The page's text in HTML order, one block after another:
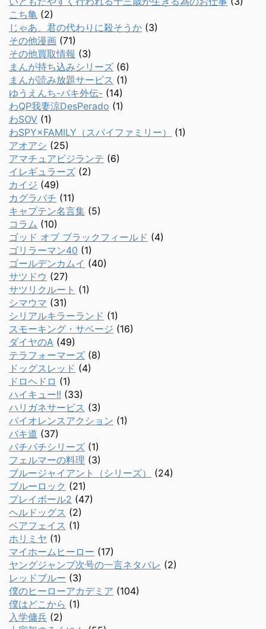
こち亀 (2)
じゃあ、君の代わりに殺そうか (3)
その他漫画 (71)
その他買取情報 (3)
まんが持ち込みシリーズ (6)
まんが読み放題サービス (1)
ゆうえんち-バキ外伝- (14)
わQP我妻涼DesPerado (1)
わSOV (1)
わSPY×FAMILY（スパイファミリー）
(1)
アオアシ (25)
アマチュアビジランテ (6)
イレギュラーズ (2)
カイジ (49)
カグラバチ (11)
キャプテン名言集 (5)
コラム (10)
ゴッド オブ ブラックフィールド (4)
ゴリラーマン40 (1)
ゴールデンカムイ (40)
サツドウ (27)
サツリクルート (1)
シマウマ (31)
シリアルキラーランド (1)
スモーキング・サベージ (16)
ダイヤのA (49)
テラフォーマーズ (8)
ドッグスレッド (4)
ドロヘドロ (1)
ハイキュー!! (33)
ハリガネサービス (3)
バイオレンスアクション (1)
バキ道 (37)
バチバチシリーズ (1)
フェルマーの料理 (3)
ブルージャイアント（シリーズ）
(24)
ブルーロック (21)
プレイボール2 (47)
ヘルドッグス (2)
ベアフェイス (1)
ホリミヤ (1)
マイホームヒーロー (17)
ヤングジャンプ次号の一言ネタバレ (2)
レッドブルー (3)
僕のヒーローアカデミア (104)
僕はどこから (1)
入学傭兵 (2)